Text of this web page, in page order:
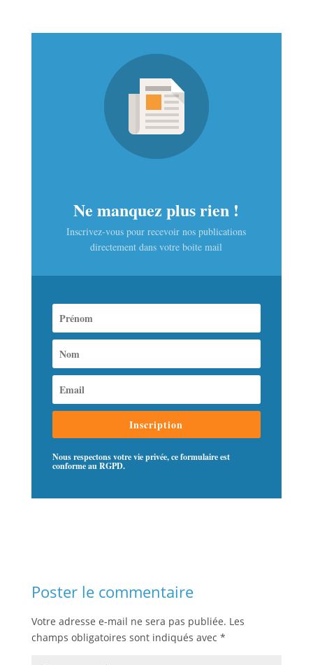
Ne manquez plus rien !
Inscrivez-vous pour recevoir nos publications
directement dans votre boite mail
Inscription
Nous respectons votre vie privée, ce formulaire est
conforme au RGPD.
Poster le commentaire
Votre adresse e-mail ne sera pas publiée. Les
champs obligatoires sont indiqués avec *